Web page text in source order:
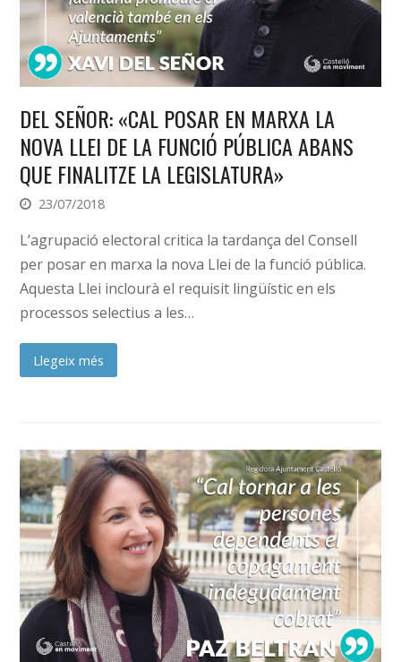
DEL SEÑOR: «CAL POSAR EN MARXA LA
NOVA LLEI DE LA FUNCIÓ PÚBLICA ABANS
QUE FINALITZE LA LEGISLATURA»
23/07/2018
L’agrupació electoral critica la tardança del Consell
per posar en marxa la nova Llei de la funció pública.
Aquesta Llei inclourà el requisit lingüístic en els
processos selectius a les…
Llegeix més